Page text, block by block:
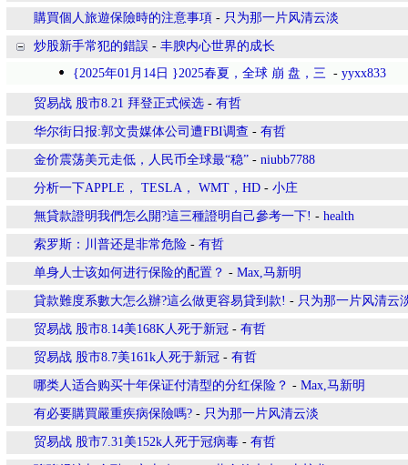
購買個人旅遊保險時的注意事項 - 只为那一片风清云淡
炒股新手常犯的錯誤 - 丰腴内心世界的成长
{2025年01月14日 }2025春夏，全球 崩 盘，三 - yyxx833
贸易战 股市8.21 拜登正式候选 - 有哲
华尔街日报:郭文贵媒体公司遭FBI调查 - 有哲
金价震荡美元走低，人民币全球最“稳” - niubb7788
分析一下APPLE， TESLA， WMT，HD - 小庄
無貸款證明我們怎么開?這三種證明自己參考一下! - health
索罗斯：川普还是非常危险 - 有哲
单身人士该如何进行保险的配置？ - Max,马新明
貸款難度系數大怎么辦?這么做更容易貸到款! - 只为那一片风清云
贸易战 股市8.14美168K人死于新冠 - 有哲
贸易战 股市8.7美161k人死于新冠 - 有哲
哪类人适合购买十年保证付清型的分红保险？ - Max,马新明
有必要購買嚴重疾病保險嗎? - 只为那一片风清云淡
贸易战 股市7.31美152k人死于冠病毒 - 有哲